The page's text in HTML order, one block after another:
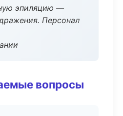
эпиляцию —
Персонал
вопросы